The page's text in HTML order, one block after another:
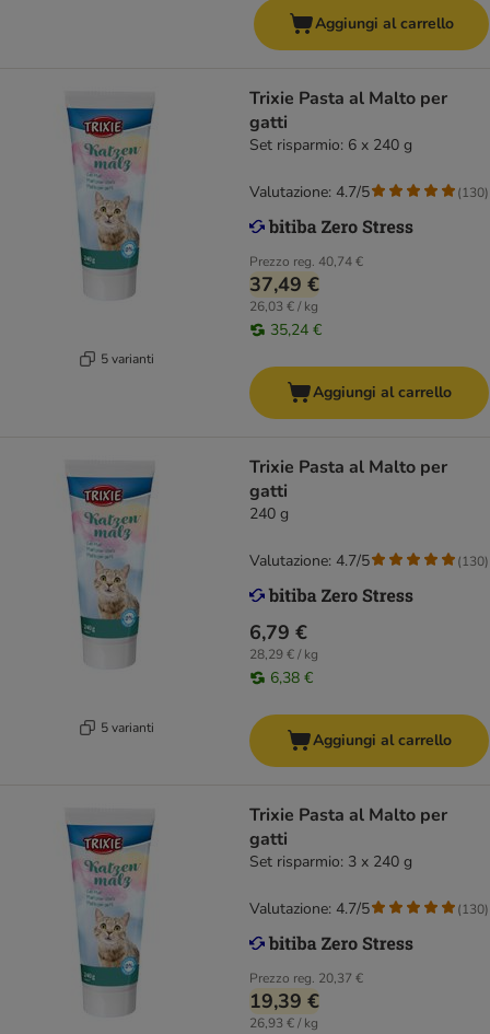
Aggiungi al carrello
5 varianti
Trixie Pasta al Malto per
gatti
Set risparmio: 6 x 240 g
Prezzo reg. 40,74 €
37,49 €
26,03 € / kg
35,24 €
Valutazione: 4.7/5 (130)
Aggiungi al carrello
5 varianti
Trixie Pasta al Malto per
gatti
240 g
6,79 €
28,29 € / kg
6,38 €
Valutazione: 4.7/5 (130)
Aggiungi al carrello
Trixie Pasta al Malto per
gatti
Set risparmio: 3 x 240 g
Prezzo reg. 20,37 €
19,39 €
26,93 € / kg
Valutazione: 4.7/5 (130)